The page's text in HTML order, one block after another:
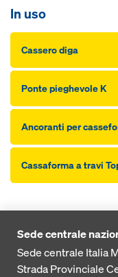
In uso
Cas­sero diga
Ponte pieghevole K
Ancoranti per
Cas­saforma a travi
Sede centrale
Sede centrale Italia
Strada Provinciale